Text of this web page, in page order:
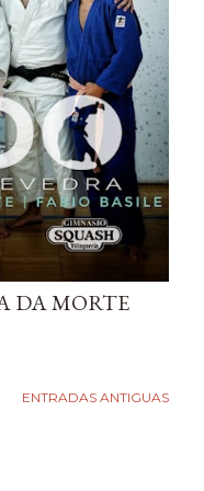
DA MORTE
ENTRADAS ANTIGUAS